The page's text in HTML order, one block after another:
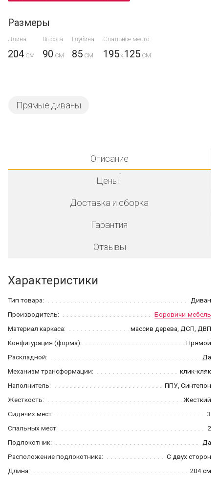
Размеры
Длина Высота Глубина Спальное место
204 90 85 195x 125
Прямые диваны
Описание
Цены1
Доставка и сборка
Гарантия
Отзывы
Характеристики
Тип товара:
Диван
Производитель:
Боровичи-мебель
Материал каркаса:
массив дерева, ДСП, ДВП
Конфигурация (форма):
Прямой
Раскладной:
Да
Механизм трансформации:
клик-кляк
Наполнитель:
ППУ, Синтепон
Жесткость:
Жесткий
Сидячих мест:
3
Спальных мест:
2
Подлокотник:
Да
Расположение подлокотника:
С двух сторон
Длина:
204 см